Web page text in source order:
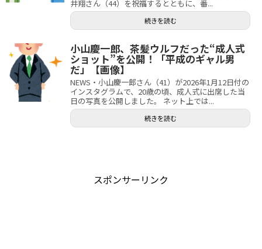
井翔さん（44）を祝福するとともに、番...
続きを読む
小山慶一郎、茶髪ウルフだった“成人式
ショット”を公開！「平成のギャル男
だ」【画像】
NEWS・小山慶一郎さん（41）が2026年1月12日付の
インスタグラムで、20歳の頃、成人式に出席した当
日の写真を公開しました。 ネット上では...
続きを読む
スポンサーリンク